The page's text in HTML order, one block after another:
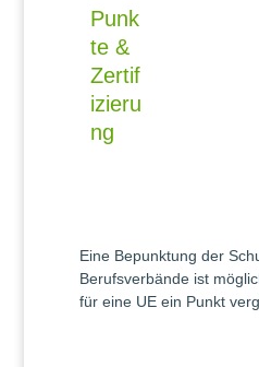
Punk
te &
Zertif
izieru
ng
Eine Bepunktung der
Berufsverbände ist
für eine UE ein Punkt